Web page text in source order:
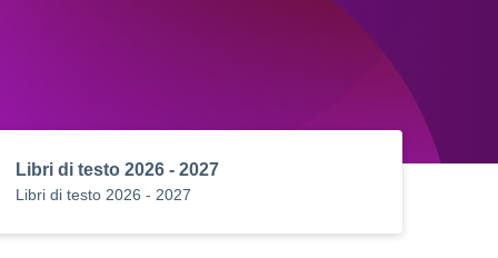
Libri di testo 2026 - 2027
Libri di testo 2026 - 2027